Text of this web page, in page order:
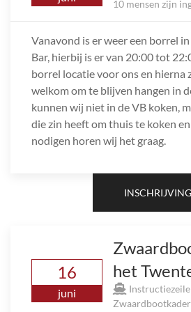
10 mensen zijn
Vanavond is er weer een borrel
Bar, hierbij is er van 20:00 tot
borrel locatie voor ons en hierna
welkom om te blijven hangen in
kunnen wij niet in de VB koken,
die zin heeft om thuis te koken
nodigen horen wij het graag.
16
juni
het
Zwaardbootkader